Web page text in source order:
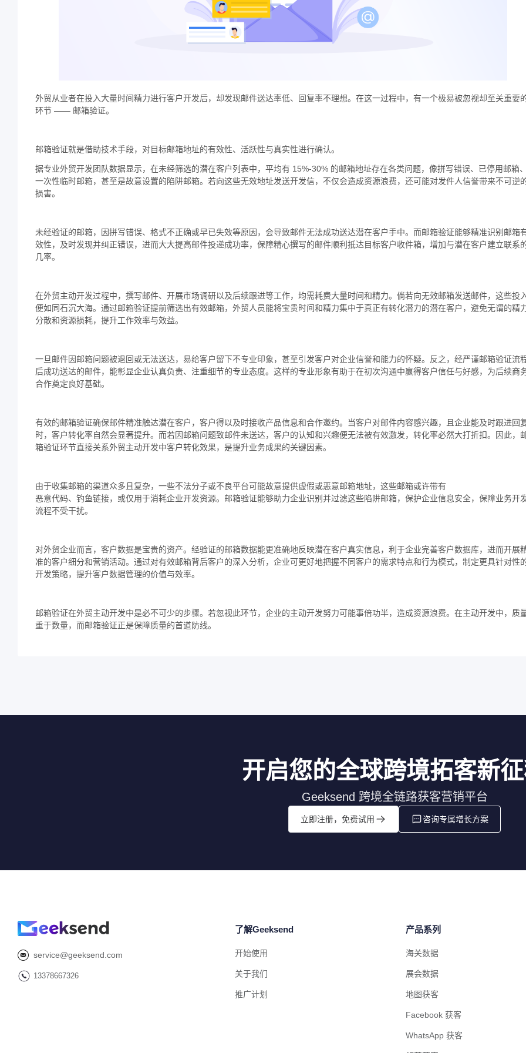
外贸从业者在投入大量时间精力进行客户开发后，却发现邮件送达率低、回复率不理想。在这一过程中，有一个极易被忽视却至关重要
环节 —— 邮箱验证。​
邮箱验证就是借助技术手段，对目标邮箱地址的有效性、活跃性与真实性进行确认。
据专业外贸开发团队数据显示，在未经筛选的潜在客户列表中，平均有 15%-30% 的邮箱地址存在各类问题，像拼写错误、已停用邮箱、
一次性临时邮箱，甚至是故意设置的陷阱邮箱。若向这些无效地址发送开发信，不仅会造成资源浪费，还可能对发件人信誉带来不可逆
损害。
未经验证的邮箱，因拼写错误、格式不正确或早已失效等原因，会导致邮件无法成功送达潜在客户手中。而邮箱验证能够精准识别邮箱
效性，及时发现并纠正错误，进而大大提高邮件投递成功率，保障精心撰写的邮件顺利抵达目标客户收件箱，增加与潜在客户建立联系
几率。
在外贸主动开发过程中，撰写邮件、开展市场调研以及后续跟进等工作，均需耗费大量时间和精力。倘若向无效邮箱发送邮件，这些投
便如同石沉大海。通过邮箱验证提前筛选出有效邮箱，外贸人员能将宝贵时间和精力集中于真正有转化潜力的潜在客户，避免无谓的精
分散和资源损耗，提升工作效率与效益。
一旦邮件因邮箱问题被退回或无法送达，易给客户留下不专业印象，甚至引发客户对企业信誉和能力的怀疑。反之，经严谨邮箱验证流
后成功送达的邮件，能彰显企业认真负责、注重细节的专业态度。这样的专业形象有助于在初次沟通中赢得客户信任与好感，为后续商
合作奠定良好基础。
有效的邮箱验证确保邮件精准触达潜在客户，客户得以及时接收产品信息和合作邀约。当客户对邮件内容感兴趣，且企业能及时跟进回
时，客户转化率自然会显著提升。而若因邮箱问题致邮件未送达，客户的认知和兴趣便无法被有效激发，转化率必然大打折扣。因此，
箱验证环节直接关系外贸主动开发中客户转化效果，是提升业务成果的关键因素。
由于收集邮箱的渠道众多且复杂，一些不法分子或不良平台可能故意提供虚假或恶意邮箱地址，这些邮箱或许带有
恶意代码、钓鱼链接，或仅用于消耗企业开发资源。邮箱验证能够助力企业识别并过滤这些陷阱邮箱，保护企业信息安全，保障业务开
流程不受干扰。
对外贸企业而言，客户数据是宝贵的资产。经验证的邮箱数据能更准确地反映潜在客户真实信息，利于企业完善客户数据库，进而开展
准的客户细分和营销活动。通过对有效邮箱背后客户的深入分析，企业可更好地把握不同客户的需求特点和行为模式，制定更具针对性
开发策略，提升客户数据管理的价值与效率。
邮箱验证在外贸主动开发中是必不可少的步骤。若忽视此环节，企业的主动开发努力可能事倍功半，造成资源浪费。在主动开发中，质
重于数量，而邮箱验证正是保障质量的首道防线。
开启您的全球跨境拓客新
Geeksend 跨境全链路获客营销平台
立即注册，免费试用 咨询专属增长方案
service@geeksend.com
13378667326
了解Geeksend
开始使用
关于我们
推广计划
产品系列
海关数据
展会数据
地图获客
Facebook 获客
WhatsApp 获客